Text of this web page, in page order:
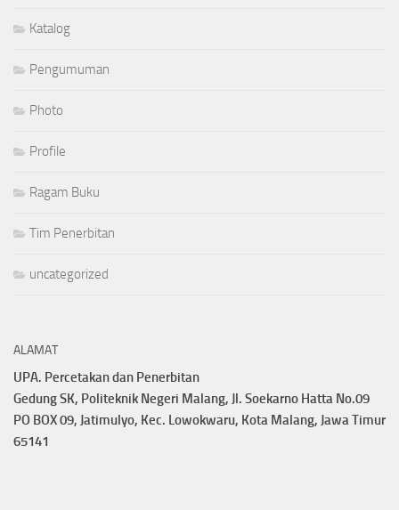
Katalog
Pengumuman
Photo
Profile
Ragam Buku
Tim Penerbitan
uncategorized
ALAMAT
UPA. Percetakan dan Penerbitan
Gedung SK, Politeknik Negeri Malang, Jl. Soekarno Hatta No.09
PO BOX 09, Jatimulyo, Kec. Lowokwaru, Kota Malang, Jawa Timur
65141